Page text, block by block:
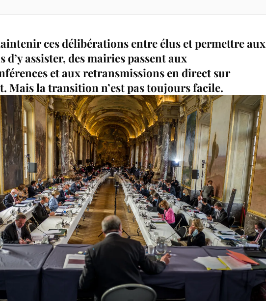
ces délibérations entre élus et permettre aux
d’y assister, des mairies passent aux
et aux retransmissions en direct sur
Mais la transition n’est pas toujours facile.